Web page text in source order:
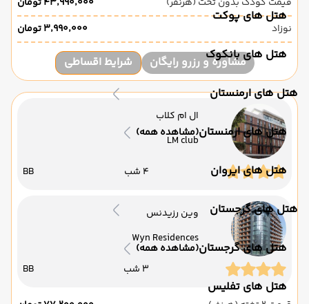
هتل های پوکت
هتل های بانکوک
هتل های ارمنستان
هتل های ارمنستان(مشاهده همه)
هتل های ایروان
هتل های گرجستان
هتل های گرجستان(مشاهده همه)
هتل های تفلیس
نوزاد
۳٬۹۹۰٬۰۰۰ تومان
مشاوره و رزرو رایگان شرایط اقساطی
ال ام کلاب
LM club
4 شب BB
وین رزیدنس
Wyn Residences
3 شب BB